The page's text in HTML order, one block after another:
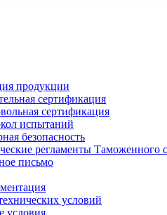
продукции
сертификация
сертификация
испытаний
безопасность
регламенты Таможенного
письмо
условий
условия